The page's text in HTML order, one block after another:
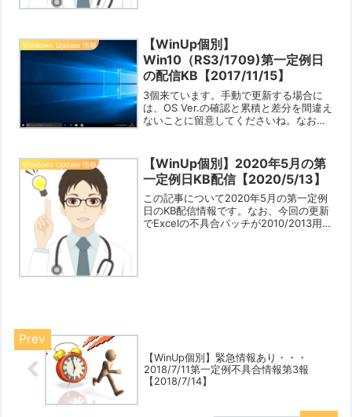
Windows Update 情報
【WinUp個別】
Win10（RS3/1709)第一定例日
の配信KB【2017/11/15】
3個来ています。手動で更新する場合に
は、OS Ver.の確認と累積と差分を間違え
ないことに留意してくださいね。なお、
留意してくださいね。今のところWeb
上...
Windows Update 情報
【WinUp個別】2020年5月の第
一定例日KB配信【2020/5/13】
この記事について2020年5月の第一定例
日のKB配信情報です。なお、今回の更新
でExcelの不具合パッチが2010/2013用な
【WinUp個別】緊急情報あり・・・
2018/7/11第一定例不具合情報第3報
【2018/7/14】